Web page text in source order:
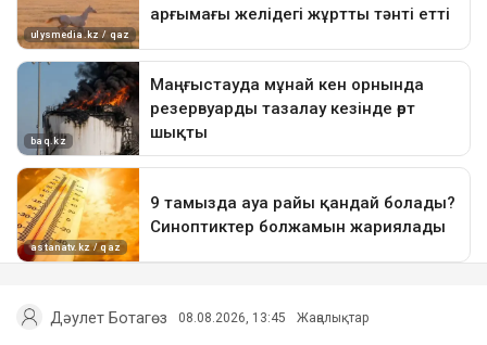
Дәулет Ботагөз 08.08.2026, 13:45 Жаңалықтар